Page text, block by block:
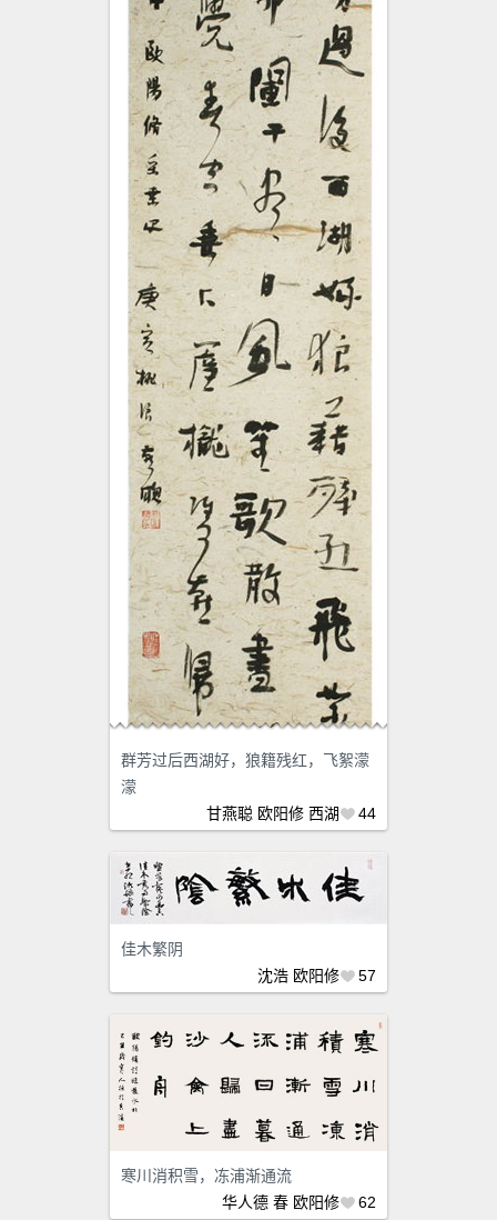
群芳过后西湖好，狼籍残红，飞絮濛
濛
甘燕聪 欧阳修 西湖 44
佳木繁阴
沈浩 欧阳修 57
寒川消积雪，冻浦渐通流
华人德 春 欧阳修 62